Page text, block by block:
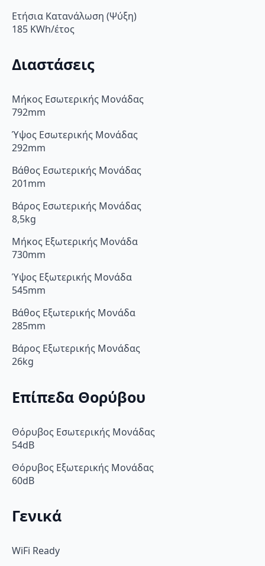
Ετήσια Κατανάλωση (Ψύξη)
185 KWh/έτος
Διαστάσεις
Μήκος Εσωτερικής Μονάδας
792mm
Ύψος Εσωτερικής Μονάδας
292mm
Βάθος Εσωτερικής Μονάδας
201mm
Βάρος Εσωτερικής Μονάδας
8,5kg
Μήκος Εξωτερικής Μονάδα
730mm
Ύψος Εξωτερικής Μονάδα
545mm
Βάθος Εξωτερικής Μονάδα
285mm
Βάρος Εξωτερικής Μονάδας
26kg
Επίπεδα Θορύβου
Θόρυβος Εσωτερικής Μονάδας
54dB
Θόρυβος Εξωτερικής Μονάδας
60dB
Γενικά
WiFi Ready